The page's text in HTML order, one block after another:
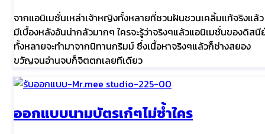
จากแอนิเมชั่นเหล่าเจ้าหญิงทั้งหลายที่ชวนฝันชวนเคลิ้มแท้จริงแล้ว
มีเบื้องหลังอันน่ากลัวมากๆ ใครจะรู้ว่าจริงๆแล้วแอนิเมชั่นของดิสนี
ทั้งหลายจะทำมาจากนิทานกริมม์ ซึ่งเนื้อหาจริงๆแล้วก็ช่างสยอง
ขวัญจนอ่านจบก็จิตตกเลยทีเดียว
ออกแบบนามบัตรเก๋ๆไม่ซ้ำใคร